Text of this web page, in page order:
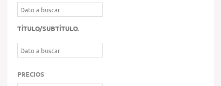
TÍTULO/SUBTÍTULO.
PRECIOS